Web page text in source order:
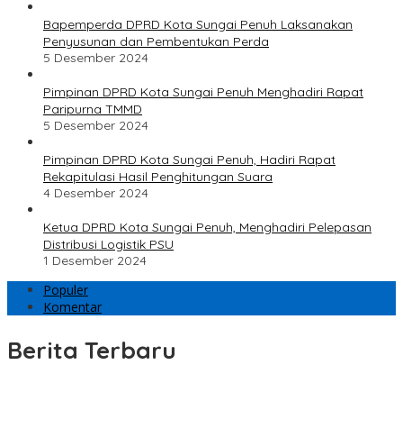
Bapemperda DPRD Kota Sungai Penuh Laksanakan
Penyusunan dan Pembentukan Perda
5 Desember 2024
Pimpinan DPRD Kota Sungai Penuh Menghadiri Rapat
Paripurna TMMD
5 Desember 2024
Pimpinan DPRD Kota Sungai Penuh, Hadiri Rapat
Rekapitulasi Hasil Penghitungan Suara
4 Desember 2024
Ketua DPRD Kota Sungai Penuh, Menghadiri Pelepasan
Distribusi Logistik PSU
1 Desember 2024
Populer
Komentar
Berita Terbaru